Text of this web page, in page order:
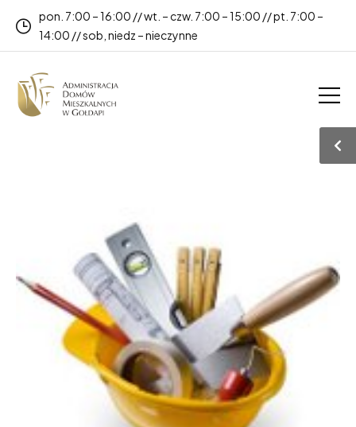
pon. 7:00 – 16:00 // wt. – czw. 7:00 – 15:00 // pt. 7:00 –
14:00 // sob, niedz – nieczynne